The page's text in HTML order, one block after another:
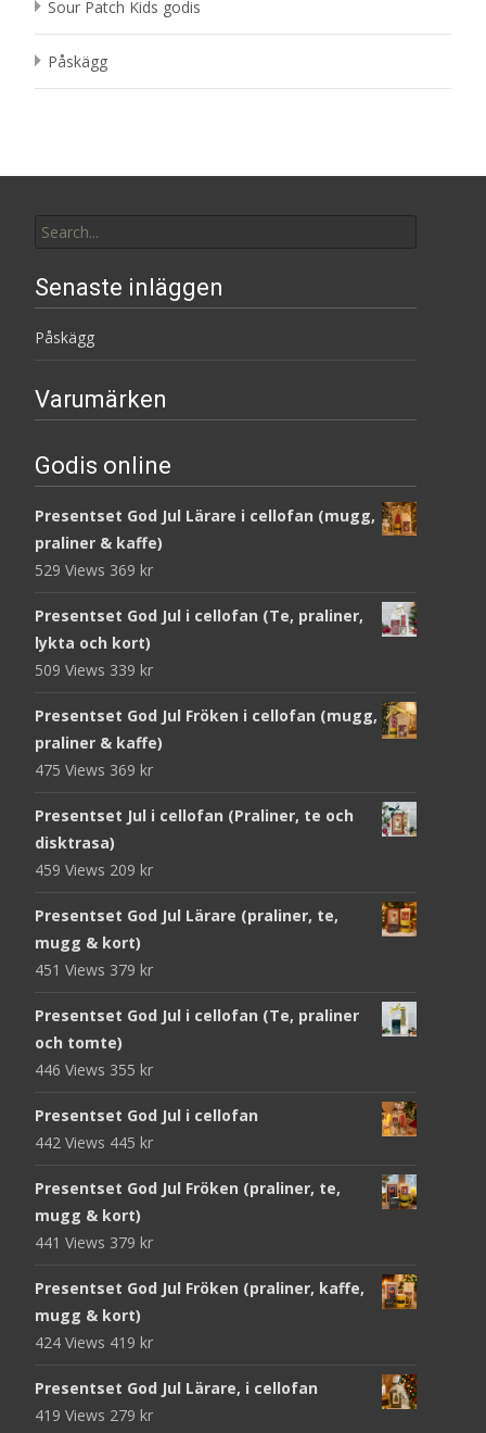
Sour Patch Kids godis
Påskägg
for:
Senaste inläggen
Påskägg
Varumärken
Godis online
Presentset God Jul Lärare i cellofan (mugg,
praliner & kaffe)
529 Views 369 kr
Presentset God Jul i cellofan (Te, praliner,
lykta och kort)
509 Views 339 kr
Presentset God Jul Fröken i cellofan (mugg,
praliner & kaffe)
475 Views 369 kr
Presentset Jul i cellofan (Praliner, te och
disktrasa)
459 Views 209 kr
Presentset God Jul Lärare (praliner, te,
mugg & kort)
451 Views 379 kr
Presentset God Jul i cellofan (Te, praliner
och tomte)
446 Views 355 kr
Presentset God Jul i cellofan
442 Views 445 kr
Presentset God Jul Fröken (praliner, te,
mugg & kort)
441 Views 379 kr
Presentset God Jul Fröken (praliner, kaffe,
mugg & kort)
424 Views 419 kr
Presentset God Jul Lärare, i cellofan
419 Views 279 kr